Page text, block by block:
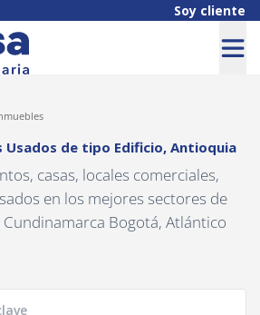
Soy cliente
Usados de tipo Edificio, Antioquia
casas, locales comerciales,
en los mejores sectores de
Bogotá, Atlántico
Usados de tipo Edificio,